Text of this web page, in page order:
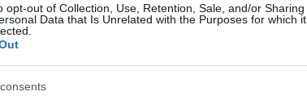
opt-out of Collection, Use, Retention, Sale, and/or Sharing
Data that Is Unrelated with the Purposes for which it
accessories